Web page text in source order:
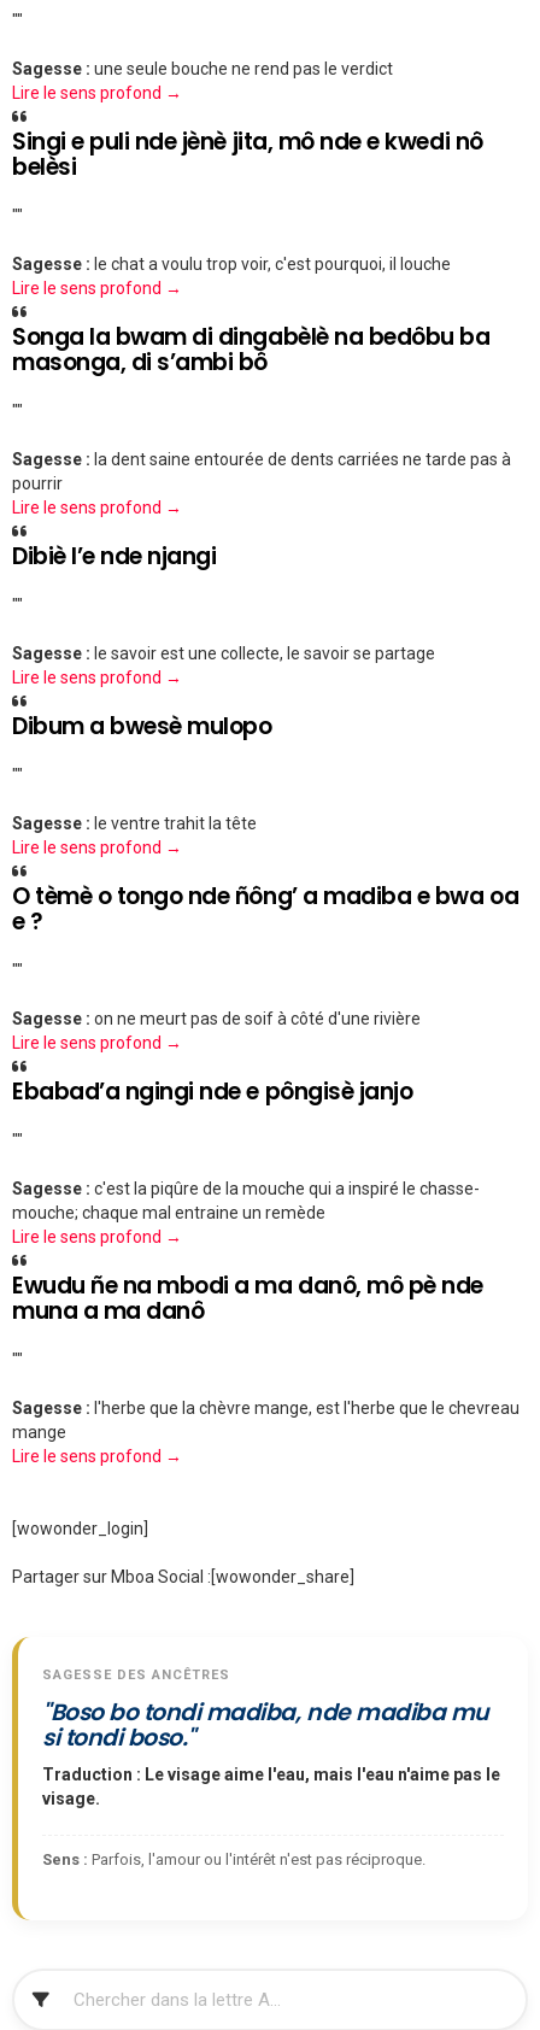
""
Sagesse : une seule bouche ne rend pas le verdict
Lire le sens profond →
Singi e puli nde jènè jita, mô nde e kwedi nô
belèsi
""
Sagesse : le chat a voulu trop voir, c'est pourquoi, il louche
Lire le sens profond →
Songa la bwam di dingabèlè na bedôbu ba
masonga, di s’ambi bô
""
Sagesse : la dent saine entourée de dents carriées ne tarde pas à
pourrir
Lire le sens profond →
Dibiè l’e nde njangi
""
Sagesse : le savoir est une collecte, le savoir se partage
Lire le sens profond →
Dibum a bwesè mulopo
""
Sagesse : le ventre trahit la tête
Lire le sens profond →
O tèmè o tongo nde ñông’ a madiba e bwa oa
e ?
""
Sagesse : on ne meurt pas de soif à côté d'une rivière
Lire le sens profond →
Ebabad’a ngingi nde e pôngisè janjo
""
Sagesse : c'est la piqûre de la mouche qui a inspiré le chasse-
mouche; chaque mal entraine un remède
Lire le sens profond →
Ewudu ñe na mbodi a ma danô, mô pè nde
muna a ma danô
""
Sagesse : l'herbe que la chèvre mange, est l'herbe que le chevreau
mange
Lire le sens profond →
[wowonder_login]
Partager sur Mboa Social :[wowonder_share]
SAGESSE DES ANCÊTRES
"Boso bo tondi madiba, nde madiba mu
si tondi boso."
Traduction : Le visage aime l'eau, mais l'eau n'aime pas le
visage.
Sens : Parfois, l'amour ou l'intérêt n'est pas réciproque.